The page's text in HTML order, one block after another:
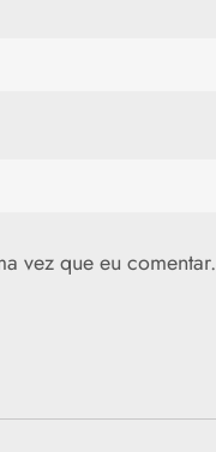
vez que eu comentar.